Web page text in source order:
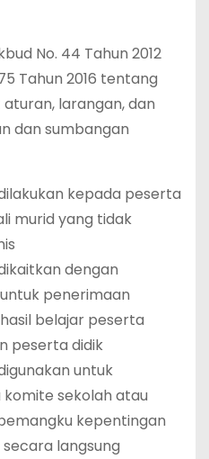
No. 44 Tahun 2012
Tahun 2016 tentang
larangan, dan
dan sumbangan
kepada peserta
murid yang tidak
dengan
penerimaan
belajar peserta
peserta didik
untuk
sekolah atau
kepentingan
langsung